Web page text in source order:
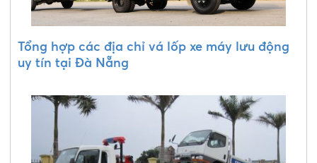
Tổng hợp các địa chỉ vá lốp xe máy lưu động
uy tín tại Đà Nẵng